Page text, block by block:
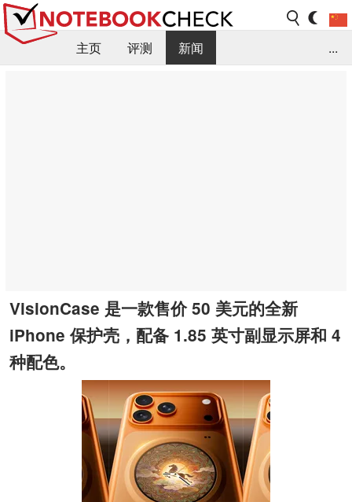
主页 评测
新闻
...
VisionCase 是一款售价 50 美元的全新
iPhone 保护壳，配备 1.85 英寸副显示屏和 4
种配色。